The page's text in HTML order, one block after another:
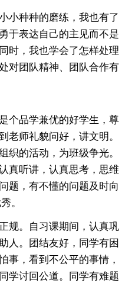
小种种的磨练，我也有了
于表达自己的主见而不是
时，我也学会了怎样处理
对团队精神、团队合作有
个品学兼优的好学生，尊
老师礼貌问好，讲文明。
织的活动，为班级争光。
真听讲，认真思考，思维
题，有不懂的问题及时向
。
规。自习课期间，认真巩
人。团结友好，同学有困
事，看到不公平的事情，
学讨回公道。同学有难题